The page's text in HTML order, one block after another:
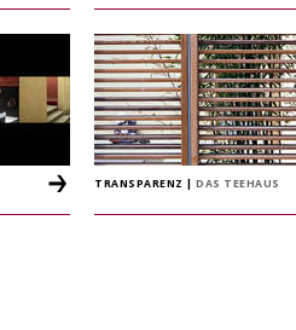
TRANSPARENZ DAS TEEHAUS